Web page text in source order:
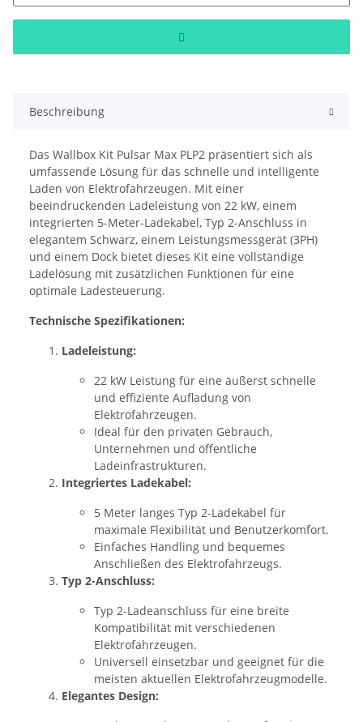
Beschreibung
Das Wallbox Kit Pulsar Max PLP2 präsentiert sich als
umfassende Lösung für das schnelle und intelligente
Laden von Elektrofahrzeugen. Mit einer
beeindruckenden Ladeleistung von 22 kW, einem
integrierten 5-Meter-Ladekabel, Typ 2-Anschluss in
elegantem Schwarz, einem Leistungsmessgerät (3PH)
und einem Dock bietet dieses Kit eine vollständige
Ladelösung mit zusätzlichen Funktionen für eine
optimale Ladesteuerung.
Technische Spezifikationen:
Ladeleistung:
22 kW Leistung für eine äußerst schnelle
und effiziente Aufladung von
Elektrofahrzeugen.
Ideal für den privaten Gebrauch,
Unternehmen und öffentliche
Ladeinfrastrukturen.
Integriertes Ladekabel:
5 Meter langes Typ 2-Ladekabel für
maximale Flexibilität und Benutzerkomfort.
Einfaches Handling und bequemes
Anschließen des Elektrofahrzeugs.
Typ 2-Anschluss:
Typ 2-Ladeanschluss für eine breite
Kompatibilität mit verschiedenen
Elektrofahrzeugen.
Universell einsetzbar und geeignet für die
meisten aktuellen Elektrofahrzeugmodelle.
Elegantes Design: